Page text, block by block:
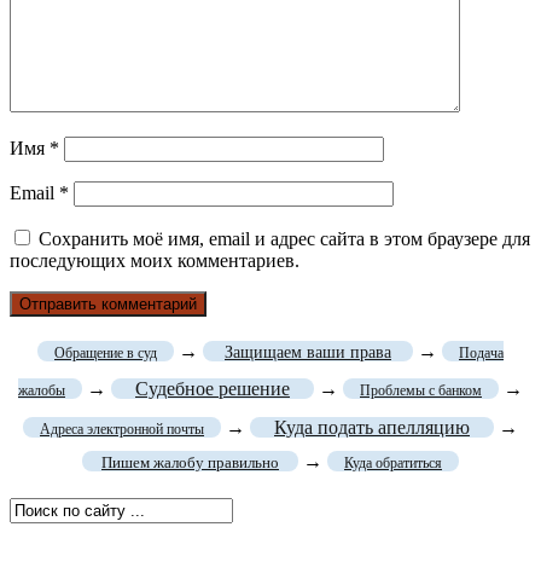
Имя *
Email *
Сохранить моё имя, email и адрес сайта в этом браузере для
последующих моих комментариев.
Обращение в суд → Защищаем ваши права → Подача
жалобы → Судебное решение → Проблемы с банком →
Адреса электронной почты → Куда подать апелляцию →
Пишем жалобу правильно → Куда обратиться